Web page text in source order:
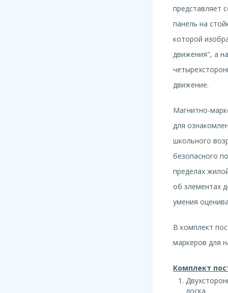
представляет
панель на
которой
движения", а
движение.
Магнитно-
для
школьного
безопасного
пределах
об элементах
умения
В комплект
маркеров для
Комплект
доска